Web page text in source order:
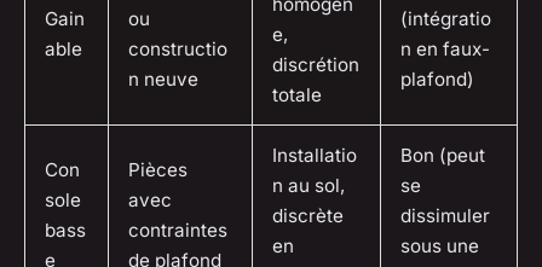
Gain
able
ou
constructio
n neuve
e,
discrétion
totale
(intégratio
n en faux-
plafond)
Con
sole
bass
e
Pièces
avec
contraintes
de plafond
Installatio
n au sol,
discrète
en
Bon (peut
se
dissimuler
sous une